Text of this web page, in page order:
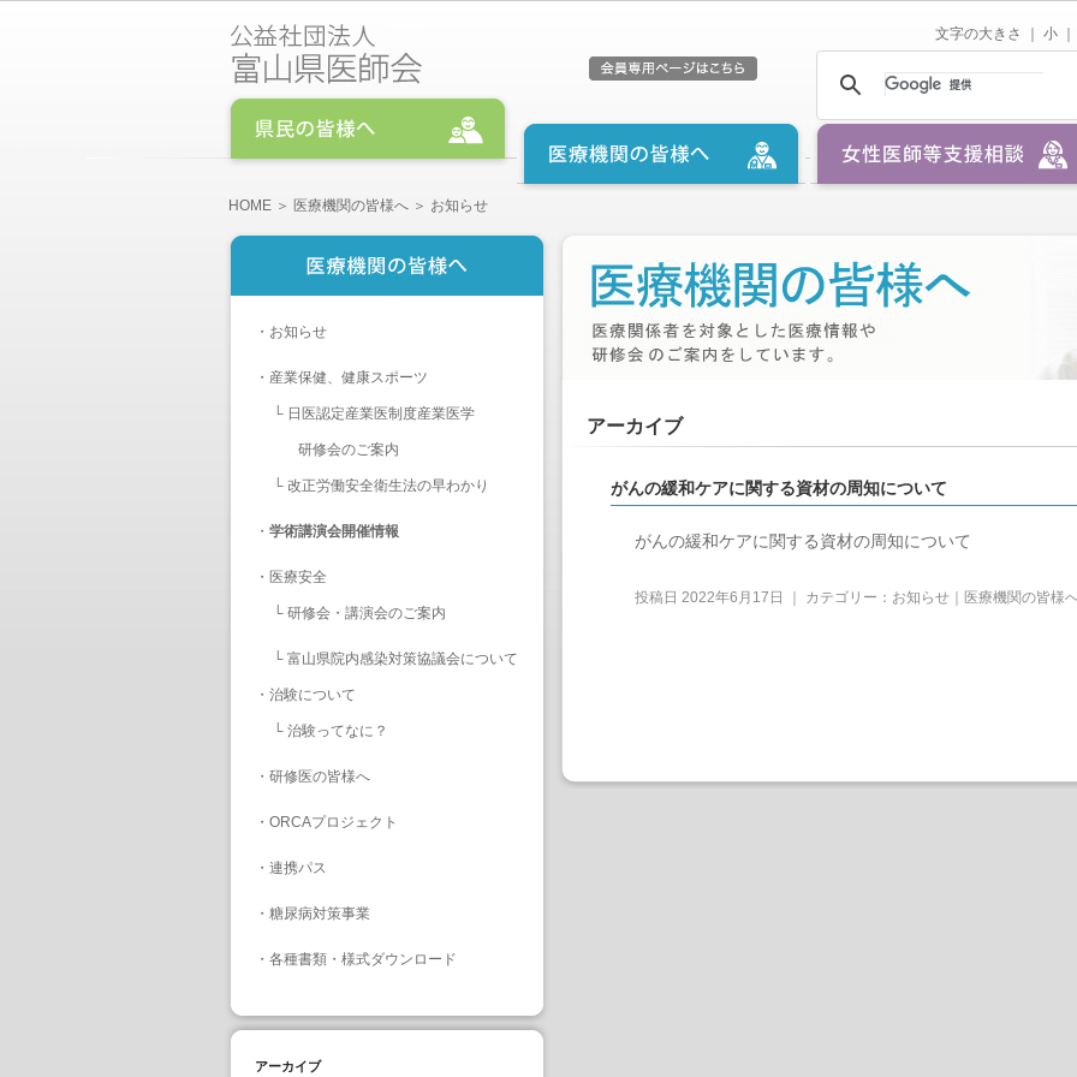
文字の大きさ ｜ 小
HOME ＞ 医療機関の皆様へ ＞ お知らせ
・ お知らせ
・ 産業保健、健康スポーツ
└ 日医認定産業医制度産業医学
研修会のご案内
└ 改正労働安全衛生法の早わかり
・ 学術講演会開催情報
・ 医療安全
└ 研修会・講演会のご案内
└ 富山県院内感染対策協議会について
・ 治験について
└ 治験ってなに？
・ 研修医の皆様へ
・ ORCAプロジェクト
・ 連携パス
・ 糖尿病対策事業
・ 各種書類・様式ダウンロード
アーカイブ
アーカイブ
がんの緩和ケアに関する資材の周知について
がんの緩和ケアに関する資材の周知について
投稿日 2022年6月17日 ｜ カテゴリー： お知らせ｜医療機関の皆様